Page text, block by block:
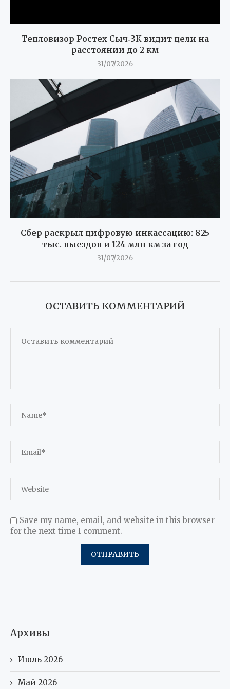
Тепловизор Ростех Сыч‑3К видит цели на
расстоянии до 2 км
31/07/2026
Сбер раскрыл цифровую инкассацию: 825
тыс. выездов и 124 млн км за год
31/07/2026
ОСТАВИТЬ КОММЕНТАРИЙ
Save my name, email, and website in this browser
for the next time I comment.
Архивы
Июль 2026
Май 2026